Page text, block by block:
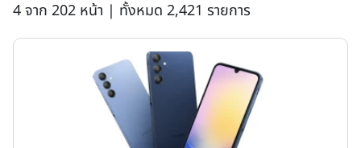
4 จาก 202 หน้า | ทั้งหมด 2,421 รายการ